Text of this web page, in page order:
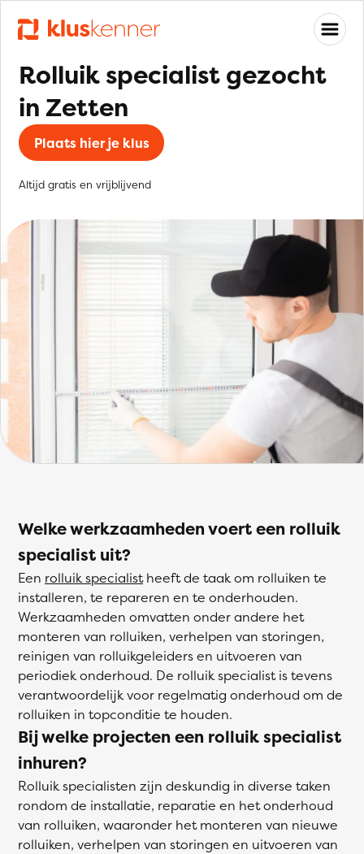
Rolluik specialist gezocht
in Zetten
Plaats hier je klus
Altijd gratis en vrijblijvend
Welke werkzaamheden voert een rolluik
specialist uit?
Een rolluik specialistheeft de taak om rolluiken te
installeren, te repareren en te onderhouden.
Werkzaamheden omvatten onder andere het
monteren van rolluiken, verhelpen van storingen,
reinigen van rolluikgeleiders en uitvoeren van
periodiek onderhoud. De rolluik specialist is tevens
verantwoordelijk voor regelmatig onderhoud om de
rolluiken in topconditie te houden.
Bij welke projecten een rolluik specialist
inhuren?
Rolluik specialisten zijn deskundig in diverse taken
rondom de installatie, reparatie en het onderhoud
van rolluiken, waaronder het monteren van nieuwe
rolluiken, verhelpen van storingen en uitvoeren van